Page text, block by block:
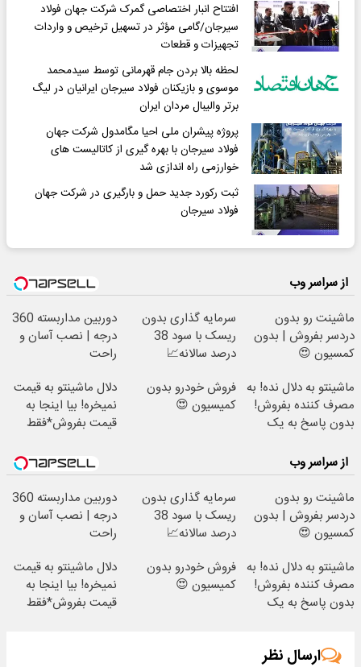
افتتاح انبار اختصاصی گمرک شرکت جهان فولاد
سیرجان/گامی مؤثر در تسهیل ترخیص و واردات
تجهیزات و قطعات
لحظه بالا بردن جام قهرمانی توسط سیدمحمد
موسوی و بازیکنان فولاد سیرجان ایرانیان در لیگ
برتر والیبال مردان ایران
پروژه پیشران ملی احیا مگامدول شرکت جهان
فولاد سیرجان با بهره گیری از کاتالیست های
خوارزمی راه اندازی شد
ثبت رکورد جدید حمل و بارگیری در شرکت جهان
فولاد سیرجان
از سراسر وب
ماشینت رو بدون
دردسر بفروش | بدون
کمسیون 😍
سرمایه گذاری بدون
ریسک با سود 38
درصد سالانه📈
دوربین مداربسته 360
درجه | نصب آسان و
راحت
ماشینتو به دلال نده! به
مصرف کننده بفروش!
بدون پاسخ به یک
فروش خودرو بدون
کمیسیون 😍
دلال ماشینتو به قیمت
نمیخره! بیا اینجا به
قیمت بفروش*فقط
از سراسر وب
ماشینت رو بدون
دردسر بفروش | بدون
کمسیون 😍
سرمایه گذاری بدون
ریسک با سود 38
درصد سالانه📈
دوربین مداربسته 360
درجه | نصب آسان و
راحت
ماشینتو به دلال نده! به
مصرف کننده بفروش!
بدون پاسخ به یک
فروش خودرو بدون
کمیسیون 😍
دلال ماشینتو به قیمت
نمیخره! بیا اینجا به
قیمت بفروش*فقط
ارسال نظر